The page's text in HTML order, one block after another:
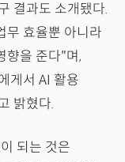
결과도 소개됐다.
무 효율뿐 아니라
향을 준다"며,
게서 AI 활용
밝혔다.
되는 것은